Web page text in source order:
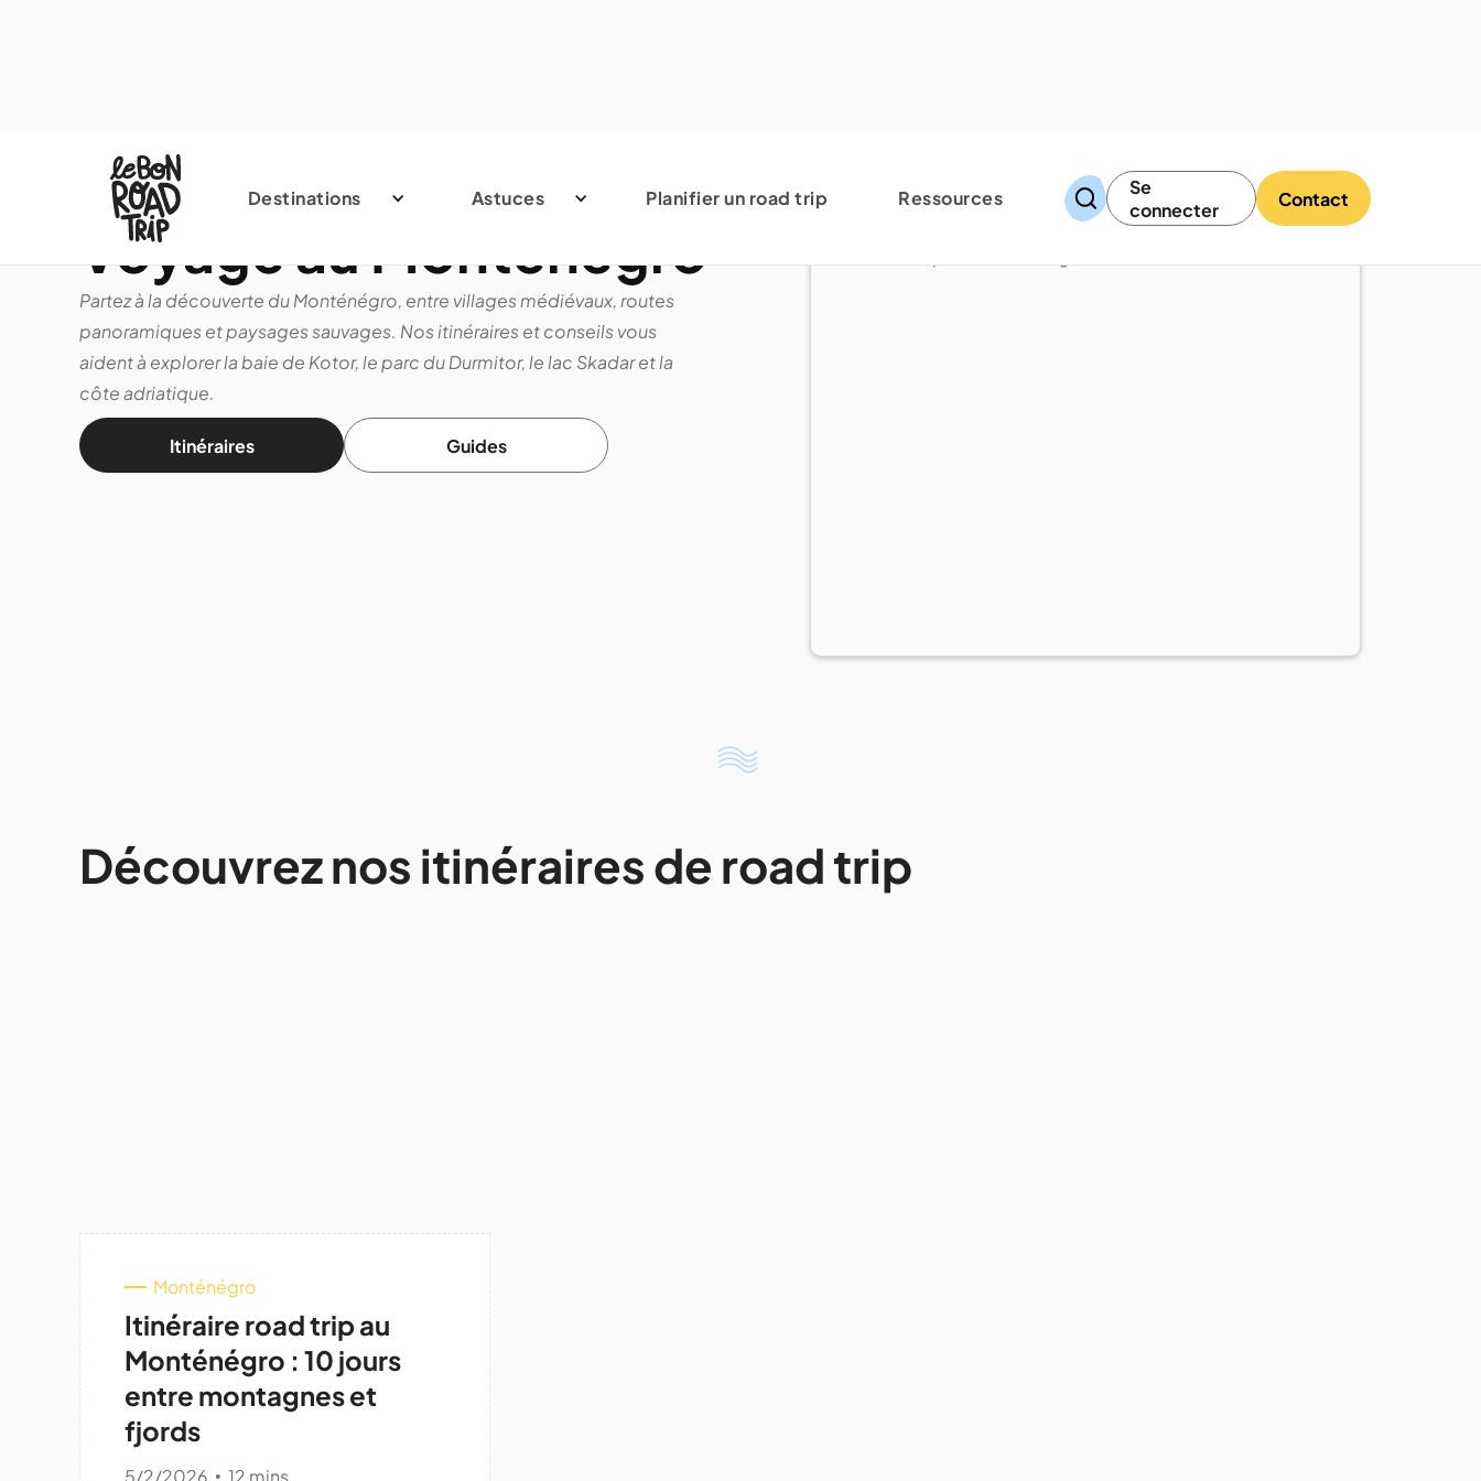
Destinations Astuces Planifier un road trip Ressources
Se
connecter
Contact
Voyage au Monténégro
Partez à la découverte du Monténégro, entre villages médiévaux, routes
panoramiques et paysages sauvages. Nos itinéraires et conseils vous
aident à explorer la baie de Kotor, le parc du Durmitor, le lac Skadar et la
côte adriatique.
Itinéraires Guides
Découvrez nos itinéraires de road trip
Monténégro
Itinéraire road trip au
Monténégro : 10 jours
entre montagnes et
fjords
5/2/2026 • 12 mins